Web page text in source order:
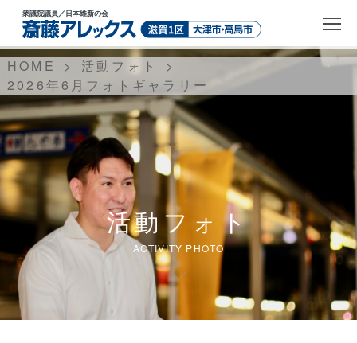
衆議院議員／日本維新の会
活動フォト
ACTIVITY PHOTO
HOME
活動フォト
2026年6月フォトギャラリー